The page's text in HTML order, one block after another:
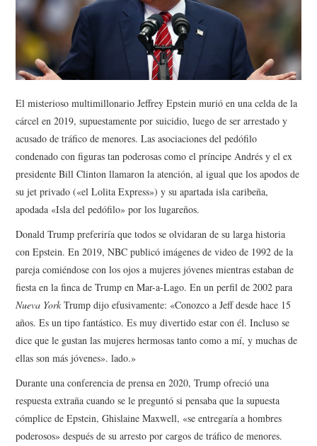
SPORTS
TECHNOLOGY
El misterioso multimillonario Jeffrey Epstein murió en una celda de la
cárcel en 2019, supuestamente por suicidio, luego de ser arrestado y
acusado de tráfico de menores. Las asociaciones del pedófilo
condenado con figuras tan poderosas como el príncipe Andrés y el ex
presidente Bill Clinton llamaron la atención, al igual que los apodos de
su jet privado («el Lolita Express») y su apartada isla caribeña,
apodada «Isla del pedófilo» por los lugareños.
Donald Trump preferiría que todos se olvidaran de su larga historia
con Epstein. En 2019, NBC publicó imágenes de video de 1992 de la
pareja comiéndose con los ojos a mujeres jóvenes mientras estaban de
fiesta en la finca de Trump en Mar-a-Lago. En un perfil de 2002 para
Nueva YorkTrump dijo efusivamente: «Conozco a Jeff desde hace 15
años. Es un tipo fantástico. Es muy divertido estar con él. Incluso se
dice que le gustan las mujeres hermosas tanto como a mí, y muchas de
ellas son más jóvenes». lado.»
Durante una conferencia de prensa en 2020, Trump ofreció una
respuesta extraña cuando se le preguntó si pensaba que la supuesta
cómplice de Epstein, Ghislaine Maxwell, «se entregaría a hombres
poderosos» después de su arresto por cargos de tráfico de menores.